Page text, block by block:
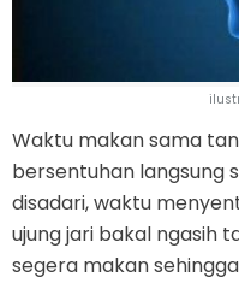
Waktu makan sama
bersentuhan langsung
disadari, waktu
ujung jari bakal ngasih
segera makan